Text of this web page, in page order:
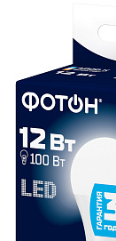
Помощь
Контакты